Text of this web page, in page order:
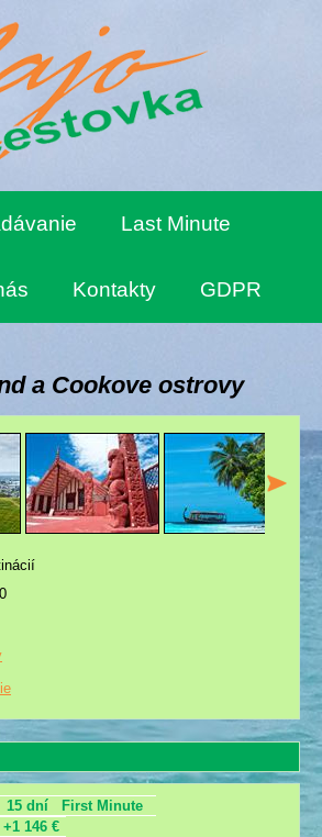
Last Minute
Kontakty GDPR
a Cookove ostrovy
15 dní
First Minute
+1 146 €